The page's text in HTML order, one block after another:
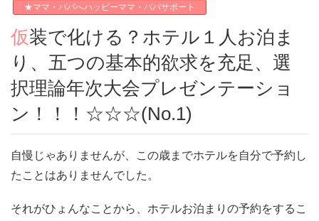
★ママ・パパへハッピーママ・パパサポート
仮装で化ける？ホテル１人お泊ま
り、五つの基本的欲求を充足、選
択理論年次大会プレゼンテーショ
ン！！！☆☆☆(No.1)
自慢じゃありませんが、この歳までホテルを自分で予約し
たことはありませんでした。
それがひょんなことから、ホテルお泊まりの予約をするこ